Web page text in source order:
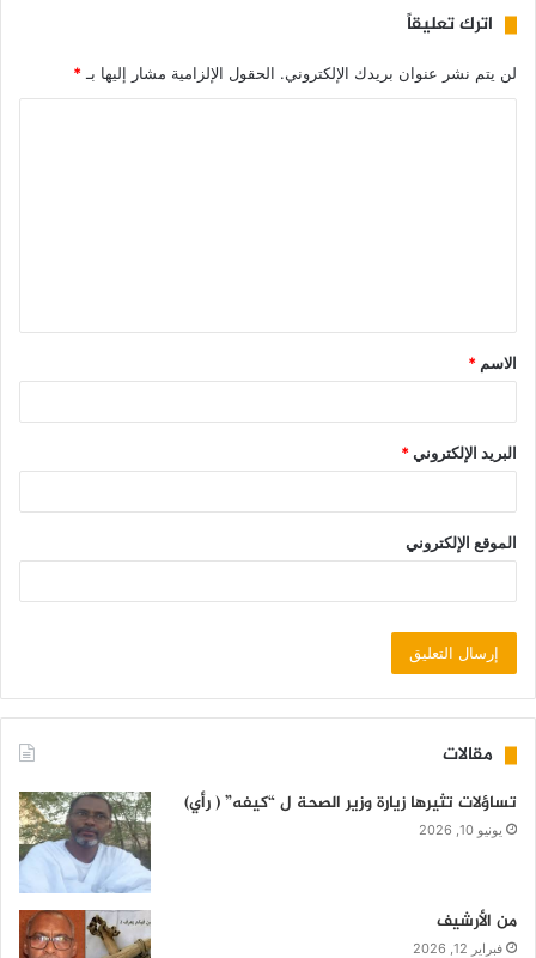
اترك تعليقاً
لن يتم نشر عنوان بريدك الإلكتروني. الحقول الإلزامية مشار إليها بـ *
الاسم *
البريد الإلكتروني*
الموقع الإلكتروني
مقالات
تساؤلات تثيرها زيارة وزير الصحة ل “كيفه” ( رأي)
يونيو 10, 2026
من الأرشيف
فبراير 12, 2026